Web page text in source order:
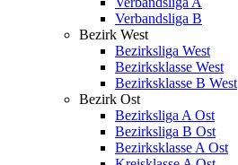
Verbandsliga B
Bezirk West
Bezirksliga West
Bezirksklasse West
Bezirksklasse B West
Bezirk Ost
Bezirksliga A Ost
Bezirksliga B Ost
Bezirksklasse A Ost